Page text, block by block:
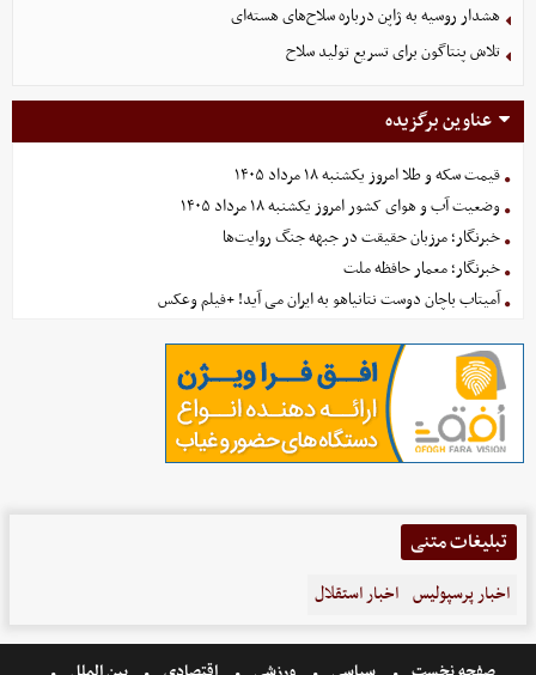
هشدار روسیه به ژاپن درباره سلاح‌های هسته‌ای
تلاش پنتاگون برای تسریع تولید سلاح
عناوین برگزیده
قیمت سکه و طلا امروز یکشنبه ۱۸ مرداد ۱۴۰۵
وضعیت آب و هوای کشور امروز یکشنبه ۱۸ مرداد ۱۴۰۵
خبرنگار؛ مرزبان حقیقت در جبهه جنگ روایت‌ها
خبرنگار؛ معمار حافظه ملت
آمیتاب باچان دوست نتانیاهو به ایران می آید! +فیلم وعکس
تبلیغات متنی
اخبار پرسپولیس اخبار استقلال